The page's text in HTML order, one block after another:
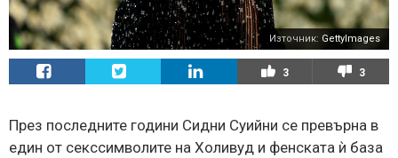
Източник: GettyImages
3 3
През последните години Сидни Суийни се превърна в
един от секссимволите на Холивуд и фенската ѝ база